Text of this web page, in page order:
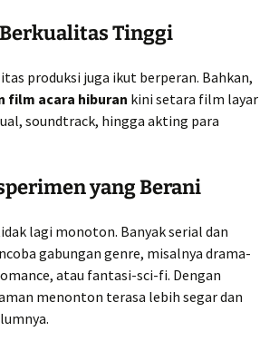
Tinggi
produksi juga ikut berperan. Bahkan,
film acara hiburan kini setara film layar
soundtrack, hingga akting para
yang Berani
lagi monoton. Banyak serial dan
gabungan genre, misalnya drama-
atau fantasi-sci-fi. Dengan
menonton terasa lebih segar dan